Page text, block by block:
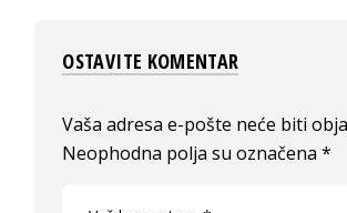
OSTAVITE KOMENTAR
Vaša adresa e-pošte neće biti
Neophodna polja su označena*